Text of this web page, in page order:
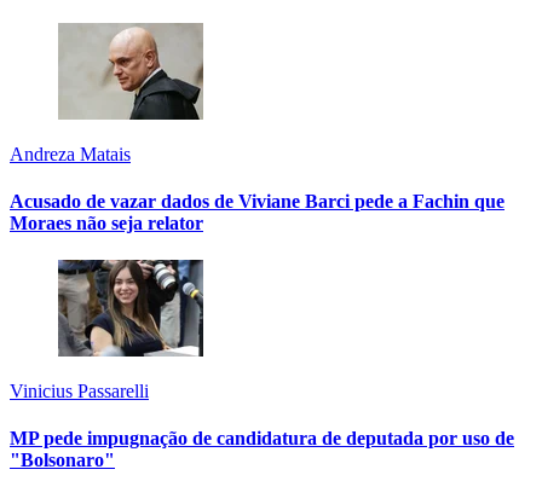
Andreza Matais
Acusado de vazar dados de Viviane Barci pede a Fachin que
Moraes não seja relator
Vinicius Passarelli
MP pede impugnação de candidatura de deputada por uso de
"Bolsonaro"